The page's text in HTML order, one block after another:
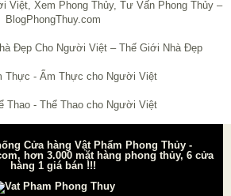
Cửa hàng Vật Phẩm Phong Thủy -
hơn 3.000 mặt hàng phong thủy, 6 cửa
hàng 1 giá bán !!!